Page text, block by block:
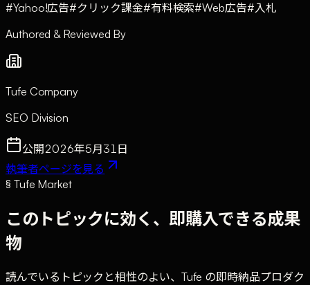
#Yahoo!広告#クリック課金#有料検索#Web広告# 入札
Authored & Reviewed By
Tufe Company
SEO Division
公開2026年5月31日
執筆者ページを見る
§ Tufe Market
このトピックに効く、即購入できる成果
物
読んでいるトピックと相性のよい、Tufe の即時納品プロダク